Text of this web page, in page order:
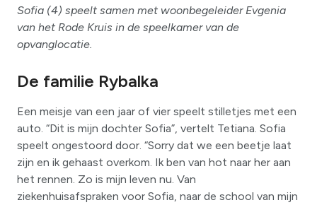
Sofia (4) speelt samen met woonbegeleider Evgenia
van het Rode Kruis in de speelkamer van de
opvanglocatie.
De familie Rybalka
Een meisje van een jaar of vier speelt stilletjes met een
auto. “Dit is mijn dochter Sofia”, vertelt Tetiana. Sofia
speelt ongestoord door. “Sorry dat we een beetje laat
zijn en ik gehaast overkom. Ik ben van hot naar her aan
het rennen. Zo is mijn leven nu. Van
ziekenhuisafspraken voor Sofia, naar de school van mijn